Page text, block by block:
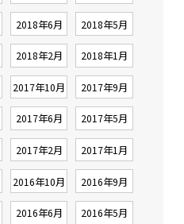
2018年6月 2018年5月
2018年2月 2018年1月
2017年10月 2017年9月
2017年6月 2017年5月
2017年2月 2017年1月
2016年10月 2016年9月
2016年6月 2016年5月